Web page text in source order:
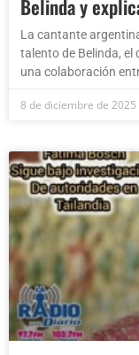
Belinda y
La cantante
talento de Belinda,
una colaboración
8 de diciembre de 2025